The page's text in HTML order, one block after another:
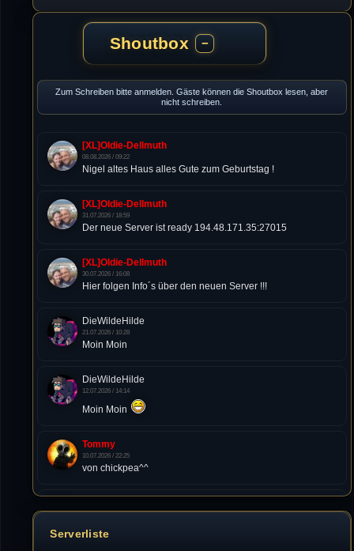
Shoutbox −
Zum Schreiben bitte anmelden. Gäste können die Shoutbox lesen, aber
nicht schreiben.
[XL]Oldie-Dellmuth
08.08.2026 / 09:22
Nigel altes Haus alles Gute zum Geburtstag !
[XL]Oldie-Dellmuth
31.07.2026 / 18:59
Der neue Server ist ready 194.48.171.35:27015
[XL]Oldie-Dellmuth
30.07.2026 / 16:08
Hier folgen Info´s über den neuen Server !!!
DieWildeHilde
21.07.2026 / 10:28
Moin Moin
DieWildeHilde
12.07.2026 / 14:14
Moin Moin
Tommy
10.07.2026 / 22:25
von chickpea^^
10.07.2026 / 22:25
27. Dez 2023, 22:48
Serverliste